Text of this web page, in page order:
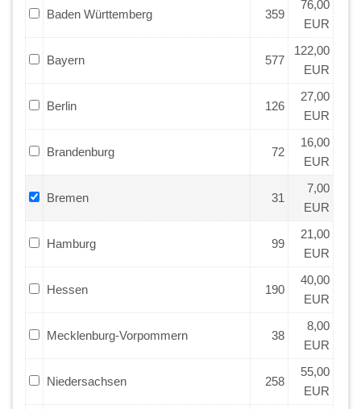
Baden Württemberg 359
76,00
EUR
Bayern 577
122,00
EUR
Berlin 126
27,00
EUR
Brandenburg 72
16,00
EUR
Bremen 31
7,00
EUR
Hamburg 99
21,00
EUR
Hessen 190
40,00
EUR
Mecklenburg-Vorpommern 38
8,00
EUR
Niedersachsen 258
55,00
EUR